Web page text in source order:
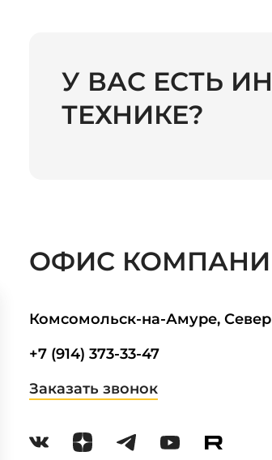
У ВАС ЕСТЬ
ТЕХНИКЕ?
ОФИС
Комсомольск-на-Амуре,
+7 (914) 373-33-47
Заказать звонок